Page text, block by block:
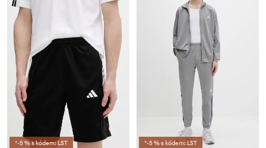
*-5 % s kódem: LST *-5 % s kódem: LST